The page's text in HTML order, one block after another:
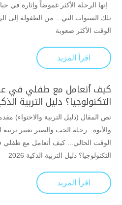
إنها الرحلة الأكثر غموضاً وإثارة في
تلك السنوات التي... من الطفولة إلى
الوقت الأكثر صعوبة
اقرأ المزيد
كيف أتعامل مع طفلي في
التكنولوجيا؟ دليل التربية الذكية
نص المقال (دليل التربية والاحتواء)
والأبوة.. رحلة الحب والصبر تعتبر
الوقت الحالي... كيف أتعامل مع
التكنولوجيا؟ دليل التربية الذكية 2026
اقرأ المزيد